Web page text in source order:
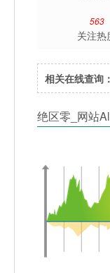
563
关注热
相关在线查询：
绝区零_网站